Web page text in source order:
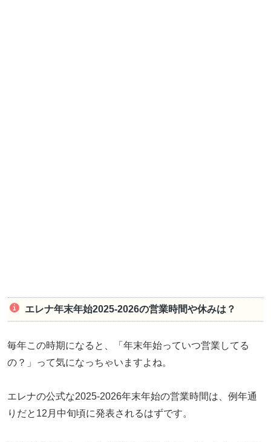
エレナ年末年始2025-2026の営業時間や休みは？
毎年この時期になると、「年末年始っていつ営業してる
の？」って気になっちゃいますよね。
エレナの公式な2025-2026年末年始の営業時間は、例年通
りだと12月中旬頃に発表されるはずです。